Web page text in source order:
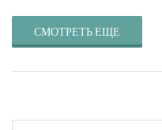
СМОТРЕТЬ ЕЩЕ